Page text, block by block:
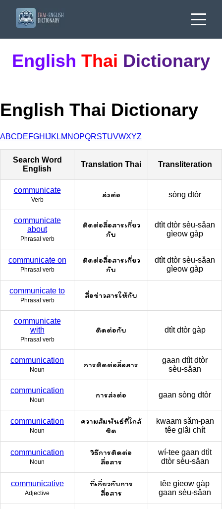
English Thai Dictionary
English Thai Dictionary
ABCDEFGH JK LM NOPQRSTUVWXYZ
Search Word
English
Translation Thai Transliteration
communicate
Verb
ส่งต่อ sòng dtòr
communicate
about
Phrasal verb
ติดต่อสื่อสารเกี่ยว
กับ
dtìt dtòr sèu-sǎan
gìeow gàp
communicate on
Phrasal verb
ติดต่อสื่อสารเกี่ยว
กับ
dtìt dtòr sèu-sǎan
gìeow gàp
communicate to
Phrasal verb
สื่อข่าวสารให้กับ
communicate
with
Phrasal verb
ติดต่อกับ dtìt dtòr gàp
communication
Noun
การติดต่อสื่อสาร
gaan dtìt dtòr
sèu-sǎan
communication
Noun
การส่งต่อ gaan sòng dtòr
communication
Noun
ความสัมพันธ์ที่ใกล้
ชิด
kwaam sǎm-pan
têe glâi chít
communication
Noun
วิธีการติดต่อ
สื่อสาร
wí-tee gaan dtìt
dtòr sèu-sǎan
communicative
Adjective
ที่เกี่ยวกับการ
สื่อสาร
têe gìeow gàp
gaan sèu-sǎan